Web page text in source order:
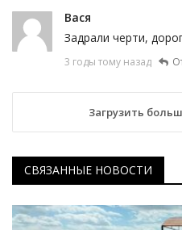
Вася
Задрали черти,
3 годы тому назад
Загрузить
СВЯЗАННЫЕ НОВОСТИ